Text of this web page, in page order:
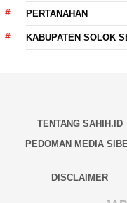
PERTANAHAN
KABUPATEN SOLOK
TENTANG SAHIH.ID
PEDOMAN MEDIA
DISCLAIMER